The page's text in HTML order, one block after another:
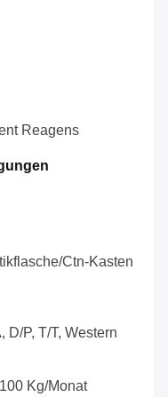
Reagens
Ctn-Kasten
D/P, T/T, Western
100 Kg/Monat